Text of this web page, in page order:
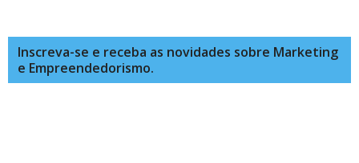
Inscreva-se e receba as novidades sobre Marketing
e Empreendedorismo.